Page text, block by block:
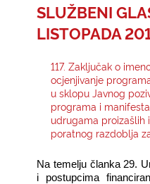
E-
SLUŽBENI
LISTOPADA
117. Zaključak o
ocjenjivanje
u sklopu Javnog
programa i
udrugama proizašlih
poratnog razdoblja
Na temelju članka 29.
i postupcima